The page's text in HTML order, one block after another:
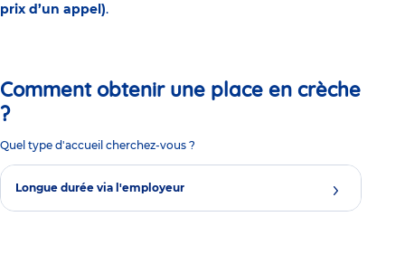
prix d’un appel).
Comment obtenir une place en crèche
?
Quel type d'accueil cherchez-vous ?
Longue durée via l'employeur